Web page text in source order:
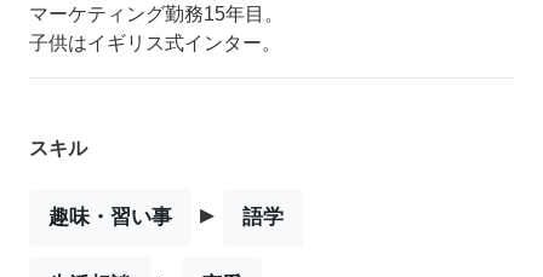
マーケティング勤務15年目。
子供はイギリス式インター。
スキル
趣味・習い事 ▸ 語学